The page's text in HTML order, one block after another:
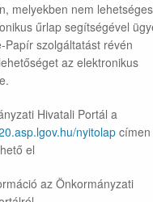
melyekben nem lehetséges
űrlap segítségével
Papír szolgáltatást révén
az elektronikus
Hivatali Portál a
nyitolap címen
el
az Önkormányzati